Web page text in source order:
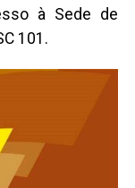
à Sede de
101.